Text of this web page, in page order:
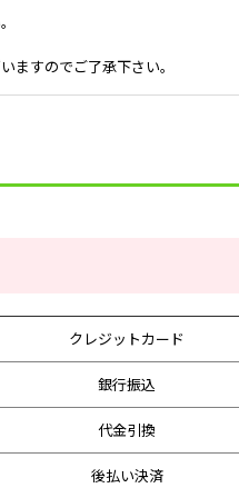
ますのでご了承下さい。
クレジットカード
銀行振込
代金引換
後払い決済